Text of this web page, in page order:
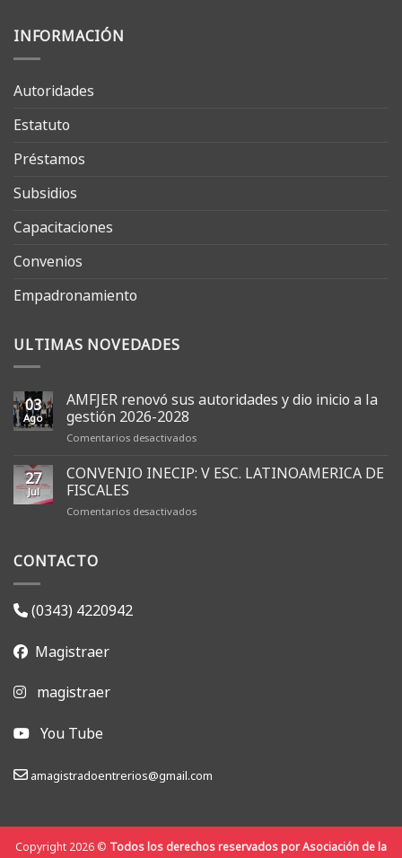
INFORMACIÓN
Autoridades
Estatuto
Préstamos
Subsidios
Capacitaciones
Convenios
Empadronamiento
ULTIMAS NOVEDADES
03
Ago
AMFJER renovó sus autoridades y dio inicio a la
gestión 2026-2028
Comentarios desactivadosen
renovó
sus
y
27
Jul
CONVENIO INECIP: V ESC. LATINOAMERICA DE
FISCALES
Comentarios desactivadosen
CONTACTO
(0343) 4220942
Magistraer
magistraer
You Tube
amagistradoentrerios@gmail.com
Copyright 2026 © Todos los derechos reservados por Asociación de la